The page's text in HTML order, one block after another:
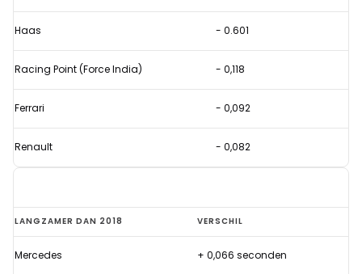
flink
tijd
in
van
2018
Haas - 0.601
Racing Point (Force India) - 0,118
Ferrari - 0,092
Renault - 0,082
Red
Bull
levert
LANGZAMER DAN 2018 VERSCHIL
Mercedes + 0,066 seconden